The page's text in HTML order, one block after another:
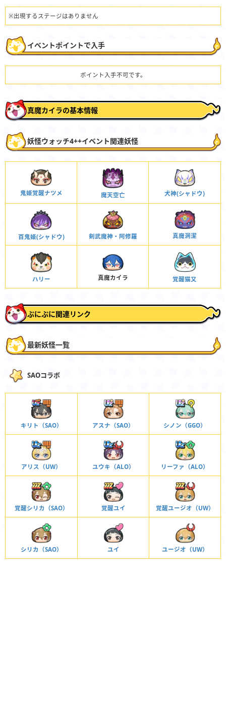
※出現するステージはありません
イベントポイントで入手
ポイント入手不可です。
真魔カイラの基本情報
妖怪ウォッチ4++イベント関連妖怪
鬼姫覚醒ナツメ 魔天空亡 犬神(シャドウ)
百鬼姫(シャドウ) 剣武魔神・阿修羅 真魔洞潔
ハリー 真魔カイラ 覚醒猫又
ぷにぷに関連リンク
最新妖怪一覧
SAOコラボ
キリト（SAO） アスナ（SAO） シノン（GGO）
アリス（UW） ユウキ（ALO） リーファ（ALO）
覚醒シリカ（SAO） 覚醒ユイ 覚醒ユージオ（UW）
シリカ（SAO） ユイ ユージオ（UW）